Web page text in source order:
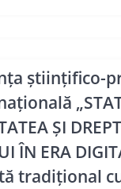
științifico-
ȘI
ÎN ERA
tradițional